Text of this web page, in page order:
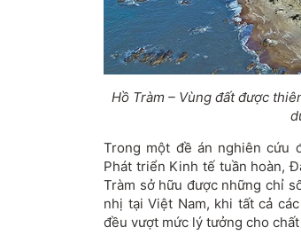
Hồ Tràm – Vùng đất được
Trong một đề án nghiên cứu
Phát triển Kinh tế tuần hoàn,
Tràm sở hữu được những chỉ
nhị tại Việt Nam, khi tất cả
đều vượt mức lý tưởng cho